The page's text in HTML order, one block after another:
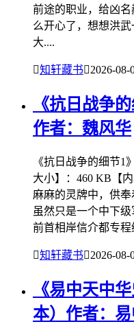
前途的职业，给凶
么开心了，想想洪
大....
知轩藏书2026-08-
《抗日战争
作者：魏风华
《抗日战争的细节1
大小】：460 KB【
麻麻的灵牌中，供奉
虽然只是一个中下
前首相岸信介都专程
知轩藏书2026-08-
《易中天中
本）作者：